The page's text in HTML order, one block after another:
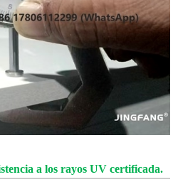
a los rayos UV certificada.